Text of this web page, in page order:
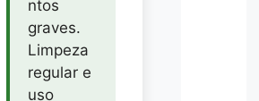
ntos
graves.
Limpeza
regular e
uso